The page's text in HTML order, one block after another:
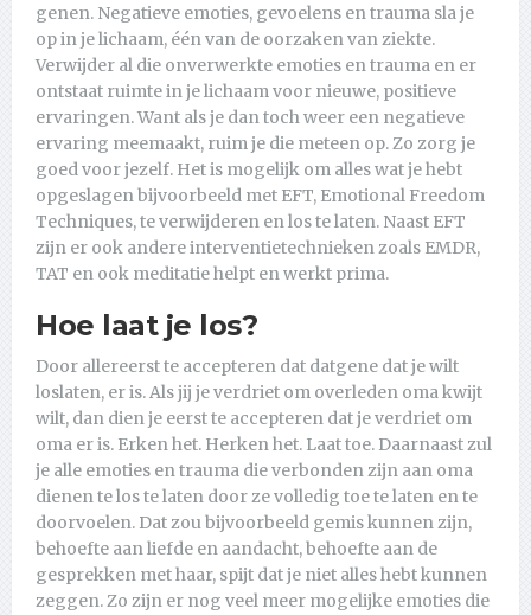
genen. Negatieve emoties, gevoelens en trauma sla je
op in je lichaam, één van de oorzaken van ziekte.
Verwijder al die onverwerkte emoties en trauma en er
ontstaat ruimte in je lichaam voor nieuwe, positieve
ervaringen. Want als je dan toch weer een negatieve
ervaring meemaakt, ruim je die meteen op. Zo zorg je
goed voor jezelf. Het is mogelijk om alles wat je hebt
opgeslagen bijvoorbeeld met EFT, Emotional Freedom
Techniques, te verwijderen en los te laten. Naast EFT
zijn er ook andere interventietechnieken zoals EMDR,
TAT en ook meditatie helpt en werkt prima.
Hoe laat je los?
Door allereerst te accepteren dat datgene dat je wilt
loslaten, er is. Als jij je verdriet om overleden oma kwijt
wilt, dan dien je eerst te accepteren dat je verdriet om
oma er is. Erken het. Herken het. Laat toe. Daarnaast zul
je alle emoties en trauma die verbonden zijn aan oma
dienen te los te laten door ze volledig toe te laten en te
doorvoelen. Dat zou bijvoorbeeld gemis kunnen zijn,
behoefte aan liefde en aandacht, behoefte aan de
gesprekken met haar, spijt dat je niet alles hebt kunnen
zeggen. Zo zijn er nog veel meer mogelijke emoties die